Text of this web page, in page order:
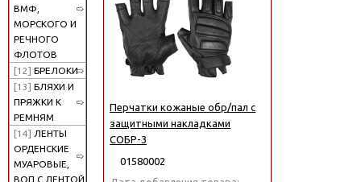
ВМФ,
МОРСКОГО И
РЕЧНОГО
ФЛОТОВ
[12] БРЕЛОКИ
[13] БЛЯХИ И
ПРЯЖКИ К
РЕМНЯМ
[14] ЛЕНТЫ
ОРДЕНСКИЕ
МУАРОВЫЕ,
ВОП С ЛЕНТОЙ
Перчатки кожаные обр/пал с
защитными накладками
СОБР-3
01580002